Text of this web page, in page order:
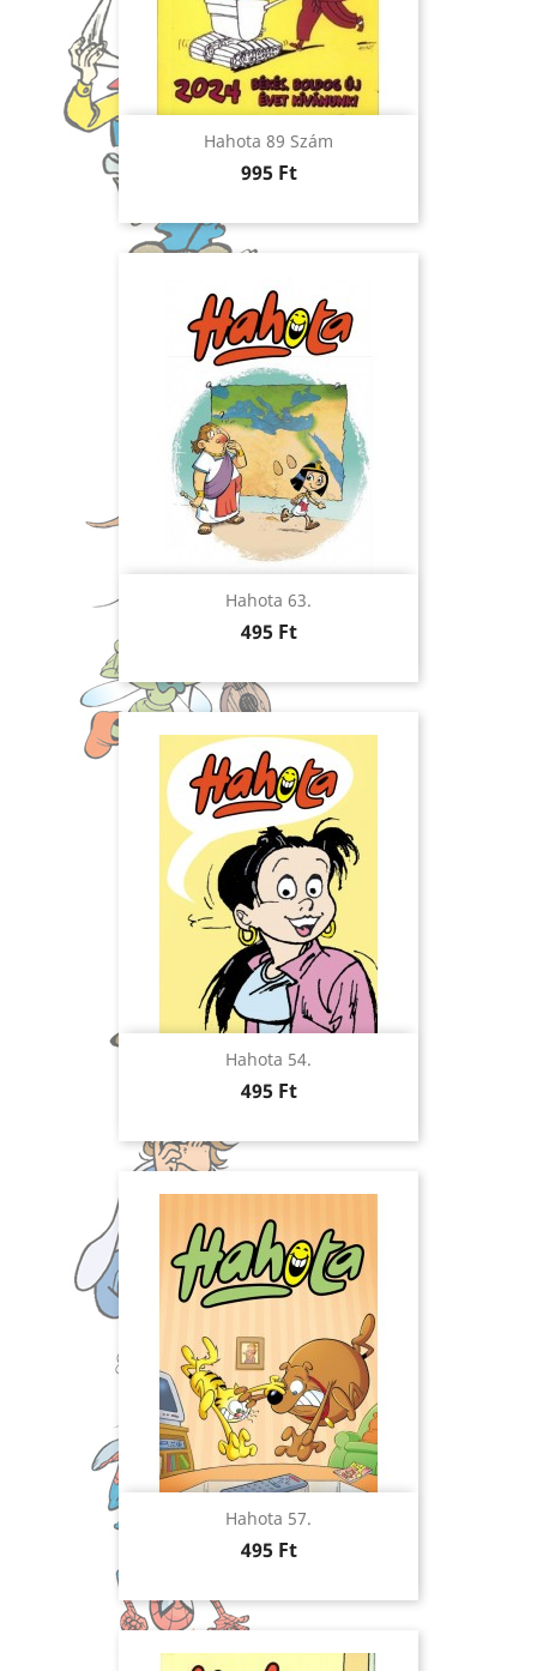
Hahota 89 Szám
Ár
995 Ft
Hahota 63.
Ár
495 Ft
Hahota 54.
Ár
495 Ft
Hahota 57.
Ár
495 Ft